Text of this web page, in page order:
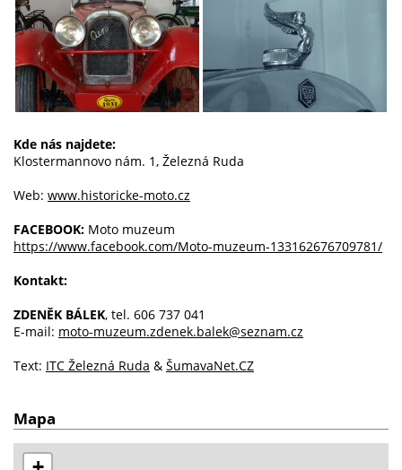
Kde nás najdete:
Klostermannovo nám. 1, Železná Ruda
Web: www.historicke-moto.cz
FACEBOOK: Moto muzeum
https://www.facebook.com/Moto-muzeum-133162676709781/
Kontakt:
ZDENĚK BÁLEK, tel. 606 737 041
E-mail: moto-muzeum.zdenek.balek@seznam.cz
Text: ITC Železná Ruda & ŠumavaNet.CZ
Mapa